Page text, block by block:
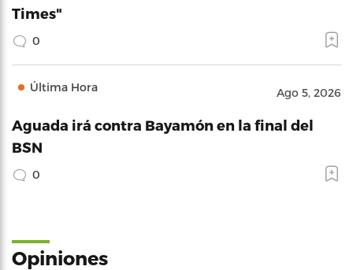
Times"
0
Última Hora Ago 5, 2026
Aguada irá contra Bayamón en la final del
BSN
0
Opiniones